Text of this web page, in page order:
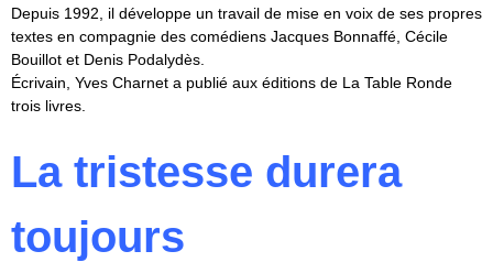
Depuis 1992, il développe un travail de mise en voix de ses propres
textes en compagnie des comédiens Jacques Bonnaffé, Cécile
Bouillot et Denis Podalydès.
Écrivain, Yves Charnet a publié aux éditions de La Table Ronde
trois livres.
La tristesse durera
toujours